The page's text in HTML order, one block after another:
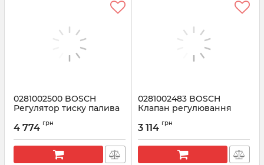
0281002500 BOSCH
Регулятор тиску палива
Артикул: 0281002500
4 774 грн
0281002483 BOSCH
Клапан регулювання
Renault 1.9
Артикул: 0281002483
3 114 грн